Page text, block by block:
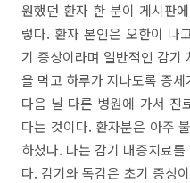
원했던 환자 한 분이 게시판
렇다. 환자 본인은 오한이 나
기 증상이라며 일반적인 감기
을 먹고 하루가 지나도록 증
다음 날 다른 병원에 가서 진
다는 것이다. 환자분은 아주
하셨다. 나는 감기 대증치료
다. 감기와 독감은 초기 증상